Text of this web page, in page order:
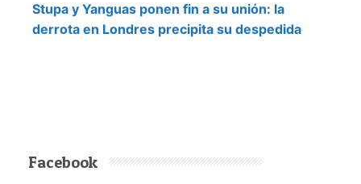
Stupa y Yanguas ponen fin a su unión: la
derrota en Londres precipita su despedida
Facebook